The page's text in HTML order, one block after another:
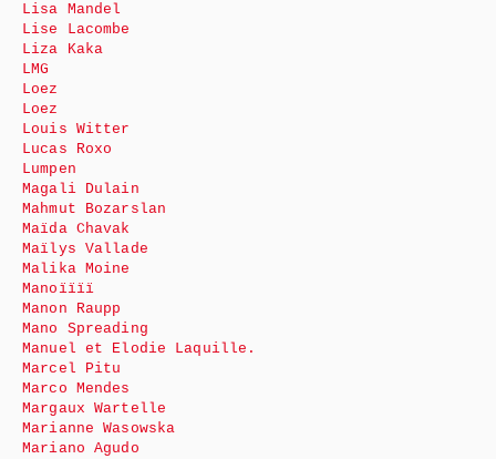
Lisa Mandel
Lise Lacombe
Liza Kaka
LMG
Loez
Loez
Louis Witter
Lucas Roxo
Lumpen
Magali Dulain
Mahmut Bozarslan
Maïda Chavak
Maïlys Vallade
Malika Moine
Manoïïïï
Manon Raupp
Mano Spreading
Manuel et Elodie Laquille.
Marcel Pitu
Marco Mendes
Margaux Wartelle
Marianne Wasowska
Mariano Agudo